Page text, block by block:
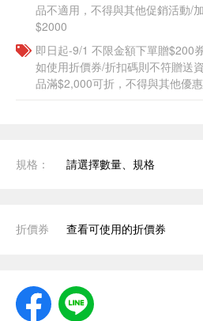
品不適用，不得與其他促銷活動/
$2000
即日起-9/1 不限金額下單贈$200
如使用折價券/折扣碼則不符贈送
品滿$2,000可折，不得與其他優
規格： 請選擇數量、規格
折價券 查看可使用的折價券